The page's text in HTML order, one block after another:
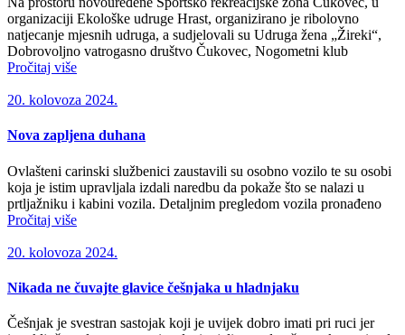
organizaciji Ekološke udruge Hrast, organizirano je ribolovno
natjecanje mjesnih udruga, a sudjelovali su Udruga žena „Žireki“,
Dobrovoljno vatrogasno društvo Čukovec, Nogometni klub
Pročitaj više
20. kolovoza 2024.
Nova zapljena duhana
Ovlašteni carinski službenici zaustavili su osobno vozilo te su osobi
koja je istim upravljala izdali naredbu da pokaže što se nalazi u
prtljažniku i kabini vozila. Detaljnim pregledom vozila pronađeno
Pročitaj više
20. kolovoza 2024.
Nikada ne čuvajte glavice češnjaka u hladnjaku
Češnjak je svestran sastojak koji je uvijek dobro imati pri ruci jer